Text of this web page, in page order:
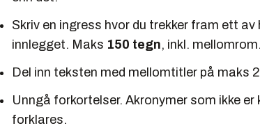
Skriv en ingress hvor du trekker fram ett
innlegget. Maks 150 tegn, inkl. mellomrom.
Del inn teksten med mellomtitler på maks
Unngå forkortelser. Akronymer som ikke
forklares.